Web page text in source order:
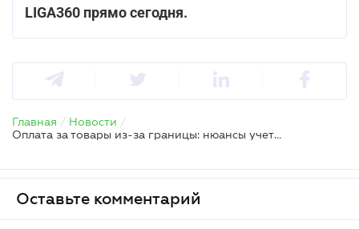
LIGA360 прямо сегодня.
Главная / Новости /
Оплата за товары из-за границы: нюансы учета дохода юрлица – единщика
Оставьте комментарий